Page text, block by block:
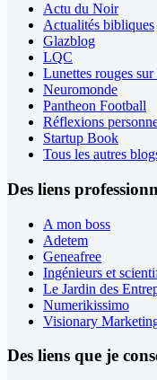
Actu du Noir
Actualités bibliques
Glazblog
LQC
Lunettes rouges
Neuromonde
Pantheon Football
Réflexions
Startup Book
Tous les autres
Des liens
A mon boss
Adetem
Geneafree
Ingénieurs et
Le Jardin des
Numerikissimo
Visionary
Des liens que je